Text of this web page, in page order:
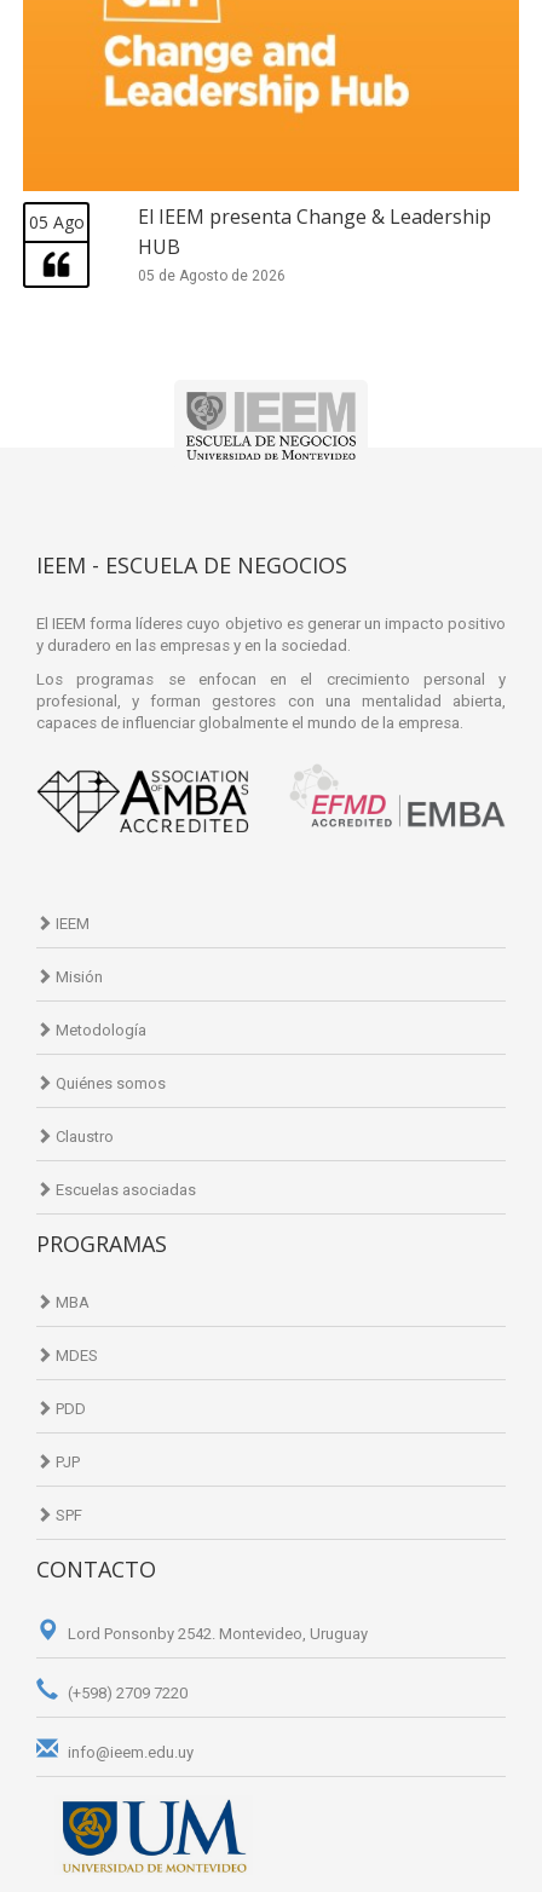
05 Ago
El IEEM presenta Change & Leadership
HUB
05 de Agosto de 2026
IEEM - ESCUELA DE NEGOCIOS
El IEEM forma líderes cuyo objetivo es generar un impacto positivo
y duradero en las empresas y en la sociedad.
Los programas se enfocan en el crecimiento personal y
profesional, y forman gestores con una mentalidad abierta,
capaces de influenciar globalmente el mundo de la empresa.
IEEM
Misión
Metodología
Quiénes somos
Claustro
Escuelas asociadas
PROGRAMAS
MBA
MDES
PDD
PJP
SPF
CONTACTO
Lord Ponsonby 2542. Montevideo, Uruguay
(+598) 2709 7220
info@ieem.edu.uy